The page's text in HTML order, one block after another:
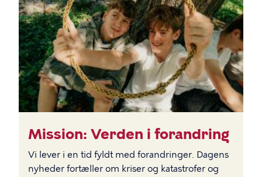
Mission: Verden i forandring
Vi lever i en tid fyldt med forandringer. Dagens
nyheder fortæller om kriser og katastrofer og